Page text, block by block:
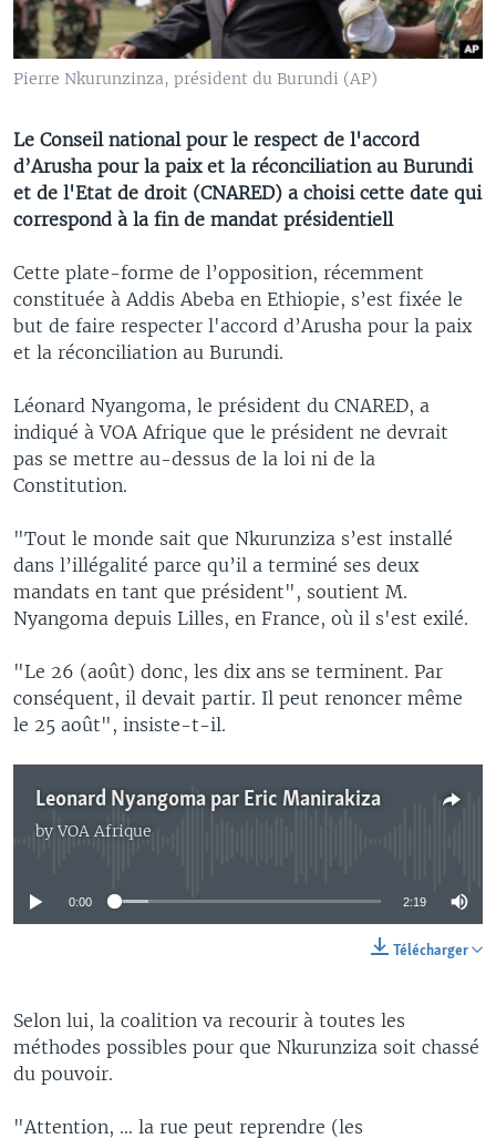
Pierre Nkurunzinza, président du Burundi (AP)
Le Conseil national pour le respect de l'accord
d’Arusha pour la paix et la réconciliation au Burundi
et de l'Etat de droit (CNARED) a choisi cette date qui
correspond à la fin de mandat présidentiell
Cette plate-forme de l’opposition, récemment
constituée à Addis Abeba en Ethiopie, s’est fixée le
but de faire respecter l'accord d’Arusha pour la paix
et la réconciliation au Burundi.
Léonard Nyangoma, le président du CNARED, a
indiqué à VOA Afrique que le président ne devrait
pas se mettre au-dessus de la loi ni de la
Constitution.
"Tout le monde sait que Nkurunziza s’est installé
dans l’illégalité parce qu’il a terminé ses deux
mandats en tant que président", soutient M.
Nyangoma depuis Lilles, en France, où il s'est exilé.
"Le 26 (août) donc, les dix ans se terminent. Par
conséquent, il devait partir. Il peut renoncer même
le 25 août", insiste-t-il.
Leonard Nyangoma par Eric Manirakiza
byVOA Afrique
No media source currently available
0:00 2:19
Télécharger
Selon lui, la coalition va recourir à toutes les
méthodes possibles pour que Nkurunziza soit chassé
du pouvoir.
"Attention, … la rue peut reprendre (les